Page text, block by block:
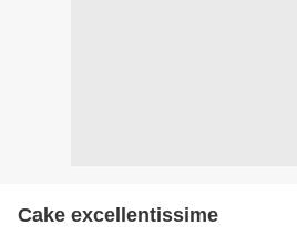
Cake excellentissime